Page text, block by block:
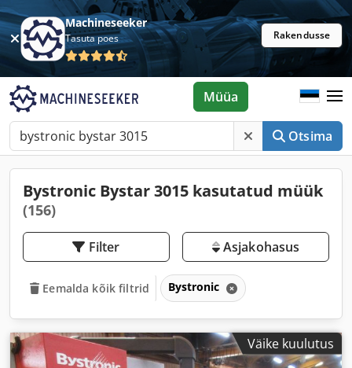
Machineseeker
Tasuta poes Rakendusse
Otsima
Müüa
Bystronic Bystar 3015 kasutatud müük
(156)
Filter Asjakohasus
Eemalda kõik filtrid Bystronic
Väike kuulutus